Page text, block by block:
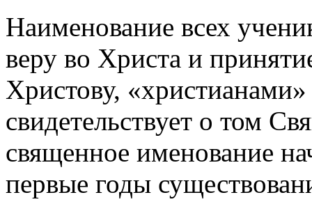
Наименование всех
веру во Христа и
Христову,
свидетельствует о том
священное именование
первые годы